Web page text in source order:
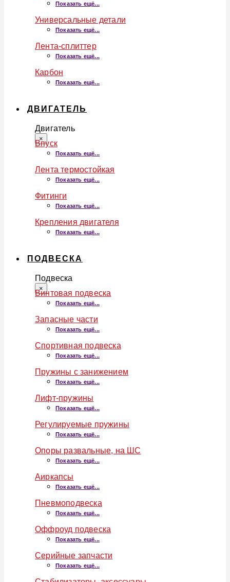
Показать ещё...
Универсальные детали
Показать ещё...
Лента-сплиттер
Показать ещё...
Карбон
Показать ещё...
ДВИГАТЕЛЬ
Двигатель
×
Впуск
Показать ещё...
Лента термостойкая
Показать ещё...
Фитинги
Показать ещё...
Крепления двигателя
Показать ещё...
ПОДВЕСКА
Подвеска
×
Винтовая подвеска
Показать ещё...
Запасные части
Показать ещё...
Спортивная подвеска
Показать ещё...
Пружины с занижением
Показать ещё...
Лифт-пружины
Показать ещё...
Регулируемые пружины
Показать ещё...
Опоры развальные, на ШС
Показать ещё...
Аиркапсы
Показать ещё...
Пневмоподвеска
Показать ещё...
Оффроуд подвеска
Показать ещё...
Серийные запчасти
Показать ещё...